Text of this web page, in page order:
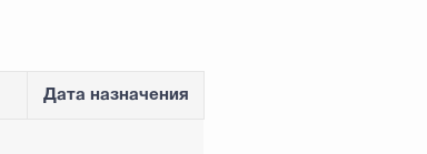
Дата назначения